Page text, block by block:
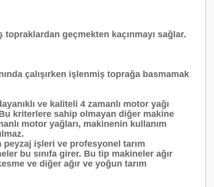
geçmekten kaçınmayı sağlar.
çalışırken işlenmiş toprağa basmamak
ve kaliteli 4 zamanlı motor yağı
kriterlere sahip olmayan diğer makine
motor yağları, makinenin kullanım
peyzaj işleri ve profesyonel tarım
bu sınıfa girer. Bu tip makineler ağır
ve diğer ağır ve yoğun tarım